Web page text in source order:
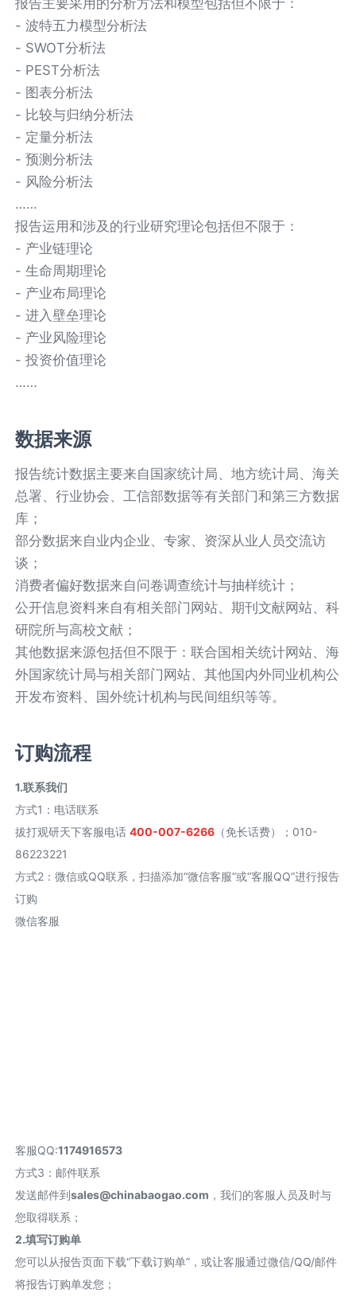
报告主要采用的分析方法和模型包括但不限于：
- 波特五力模型分析法
- SWOT分析法
- PEST分析法
- 图表分析法
- 比较与归纳分析法
- 定量分析法
- 预测分析法
- 风险分析法
……
报告运用和涉及的行业研究理论包括但不限于：
- 产业链理论
- 生命周期理论
- 产业布局理论
- 进入壁垒理论
- 产业风险理论
- 投资价值理论
……
数据来源
报告统计数据主要来自国家统计局、地方统计局、海关
总署、行业协会、工信部数据等有关部门和第三方数据
库；
部分数据来自业内企业、专家、资深从业人员交流访
谈；
消费者偏好数据来自问卷调查统计与抽样统计；
公开信息资料来自有相关部门网站、期刊文献网站、科
研院所与高校文献；
其他数据来源包括但不限于：联合国相关统计网站、海
外国家统计局与相关部门网站、其他国内外同业机构公
开发布资料、国外统计机构与民间组织等等。
订购流程
1.联系我们
方式1 ： 电话联系
拔打观研天下客服电话400-007-6266 （免长话费）；010-
86223221
方式2 ：微信或QQ联系，扫描添加“微信客服”或“客服QQ”进行报告
订购
微信客服
客服QQ:1174916573
方式3：邮件联系
发送邮件到sales@chinabaogao.com ，我们的客服人员及时与
您取得联系；
2.填写订购单
您可以从报告页面下载“下载订购单”，或让客服通过微信/QQ/邮件
将报告订购单发您；